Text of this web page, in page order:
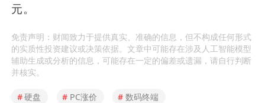
元。
免责声明：财闻致力于提供真实、准确的信息，但不构成任何形式
的实质性投资建议或决策依据。文章中可能存在涉及人工智能模型
辅助生成或分析的信息，可能存在一定的偏差或遗漏，请自行判断
并核实。
#硬盘 # PC涨价 # 数码终端